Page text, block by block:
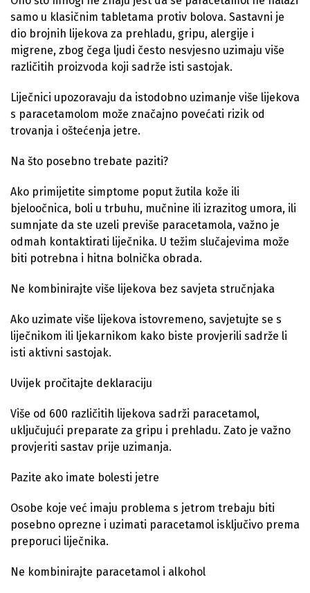
samo u klasičnim tabletama protiv bolova. Sastavni je
dio brojnih lijekova za prehladu, gripu, alergije i
migrene, zbog čega ljudi često nesvjesno uzimaju više
različitih proizvoda koji sadrže isti sastojak.
Liječnici upozoravaju da istodobno uzimanje više lijekova
s paracetamolom može značajno povećati rizik od
trovanja i oštećenja jetre.
Na što posebno trebate paziti?
Ako primijetite simptome poput žutila kože ili
bjeloočnica, boli u trbuhu, mučnine ili izrazitog umora, ili
sumnjate da ste uzeli previše paracetamola, važno je
odmah kontaktirati liječnika. U težim slučajevima može
biti potrebna i hitna bolnička obrada.
Ne kombinirajte više lijekova bez savjeta stručnjaka
Ako uzimate više lijekova istovremeno, savjetujte se s
liječnikom ili ljekarnikom kako biste provjerili sadrže li
isti aktivni sastojak.
Uvijek pročitajte deklaraciju
Više od 600 različitih lijekova sadrži paracetamol,
uključujući preparate za gripu i prehladu. Zato je važno
provjeriti sastav prije uzimanja.
Pazite ako imate bolesti jetre
Osobe koje već imaju problema s jetrom trebaju biti
posebno oprezne i uzimati paracetamol isključivo prema
preporuci liječnika.
Ne kombinirajte paracetamol i alkohol